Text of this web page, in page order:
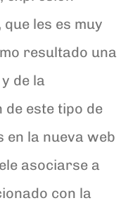
les es muy
resultado una
de la
de este tipo de
en la nueva web
asociarse a
con la